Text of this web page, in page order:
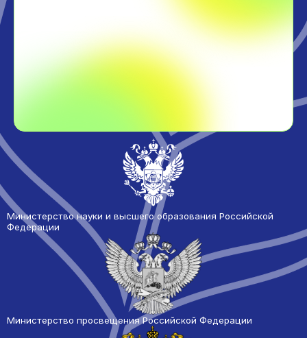
Министерство науки и высшего образования Российской
Федерации
Министерство просвещения Российской Федерации